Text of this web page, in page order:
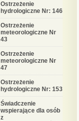
Ostrzeżenie
hydrologiczne Nr: 146
Ostrzeżenie
meteorologiczne Nr
43
Ostrzeżenie
meteorologiczne Nr
47
Ostrzeżenie
hydrologiczne Nr: 153
Świadczenie
wspierające dla osób
z